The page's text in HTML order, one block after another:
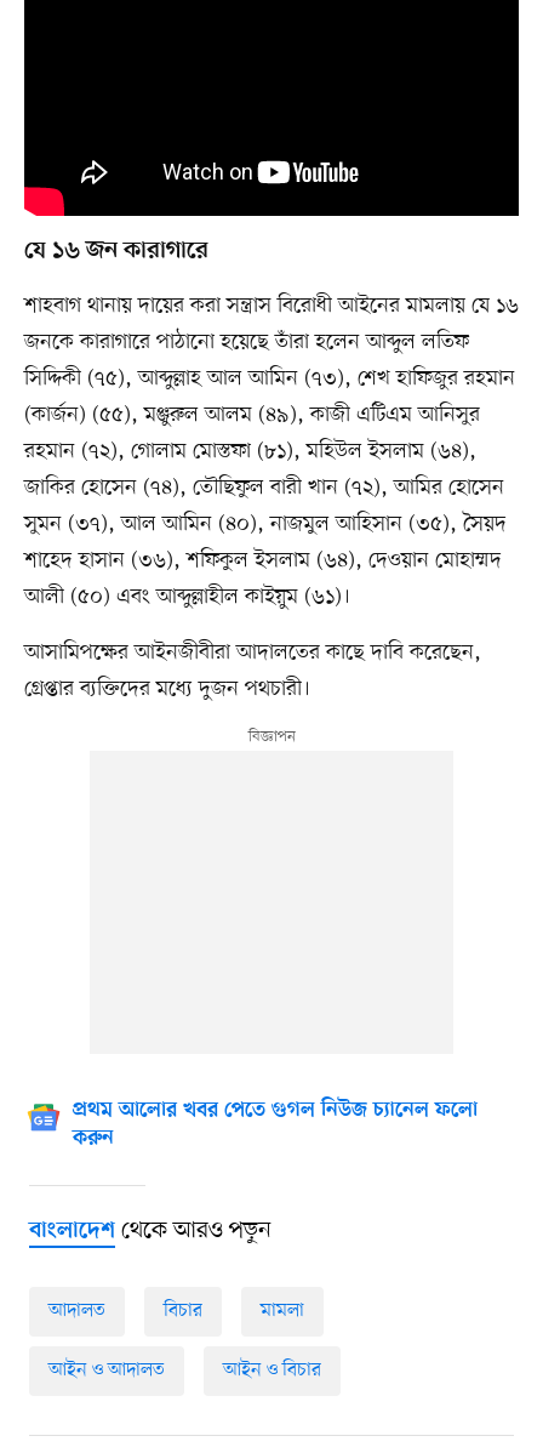
যে ১৬ জন কারাগারে
শাহবাগ থানায় দায়ের করা সন্ত্রাস বিরোধী আইনের মামলায় যে ১৬
জনকে কারাগারে পাঠানো হয়েছে তাঁরা হলেন আব্দুল লতিফ
সিদ্দিকী (৭৫), আব্দুল্লাহ আল আমিন (৭৩), শেখ হাফিজুর রহমান
(কার্জন) (৫৫), মঞ্জুরুল আলম (৪৯), কাজী এটিএম আনিসুর
রহমান (৭২), গোলাম মোস্তফা (৮১), মহিউল ইসলাম (৬৪),
জাকির হোসেন (৭৪), তৌছিফুল বারী খান (৭২), আমির হোসেন
সুমন (৩৭), আল আমিন (৪০), নাজমুল আহিসান (৩৫), সৈয়দ
শাহেদ হাসান (৩৬), শফিকুল ইসলাম (৬৪), দেওয়ান মোহাম্মদ
আলী (৫০) এবং আব্দুল্লাহীল কাইয়ুম (৬১)।
আসামিপক্ষের আইনজীবীরা আদালতের কাছে দাবি করেছেন,
গ্রেপ্তার ব্যক্তিদের মধ্যে দুজন পথচারী।
প্রথম আলোর খবর পেতে গুগল নিউজ চ্যানেল ফলো
করুন
বাংলাদেশথেকে আরও পড়ুন
আদালত বিচার মামলা
আইন ও আদালত আইন ও বিচার